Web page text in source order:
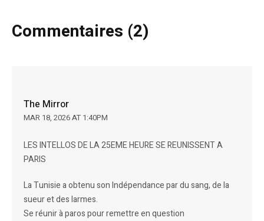
Commentaires (2)
The Mirror
MAR 18, 2026 AT 1:40PM
LES INTELLOS DE LA 25EME HEURE SE REUNISSENT A
PARIS
La Tunisie a obtenu son Indépendance par du sang, de la
sueur et des larmes.
Se réunir à paros pour remettre en question